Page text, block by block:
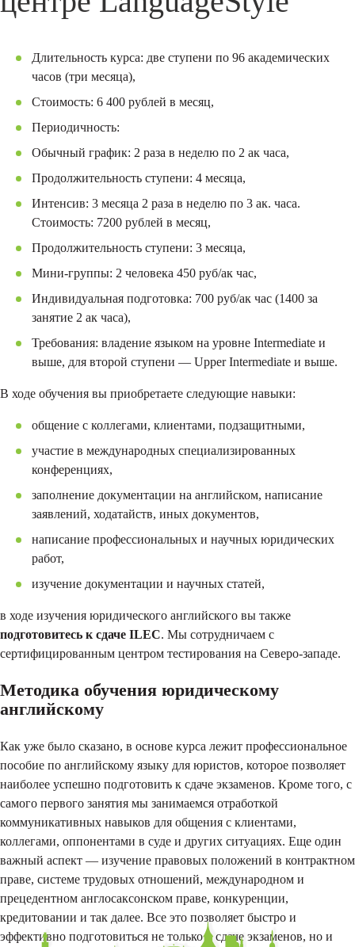
Длительность курса: две ступени по 96 академических
часов (три месяца),
Стоимость: 6 400 рублей в месяц,
Периодичность:
Обычный график: 2 раза в неделю по 2 ак часа,
Продолжительность ступени: 4 месяца,
Интенсив: 3 месяца 2 раза в неделю по 3 ак. часа.
Стоимость: 7200 рублей в месяц,
Продолжительность ступени: 3 месяца,
Мини-группы: 2 человека 450 руб/ак час,
Индивидуальная подготовка: 700 руб/ак час (1400 за
занятие 2 ак часа),
Требования: владение языком на уровне Intermediate и
выше, для второй ступени — Upper Intermediate и выше.
В ходе обучения вы приобретаете следующие навыки:
общение с коллегами, клиентами, подзащитными,
участие в международных специализированных
конференциях,
заполнение документации на английском, написание
заявлений, ходатайств, иных документов,
написание профессиональных и научных юридических
работ,
изучение документации и научных статей,
в ходе изучения юридического английского вы также
подготовитесь к сдаче ILEC. Мы сотрудничаем с
сертифицированным центром тестирования на Северо-западе.
Методика обучения юридическому
английскому
Как уже было сказано, в основе курса лежит профессиональное
пособие по английскому языку для юристов, которое позволяет
наиболее успешно подготовить к сдаче экзаменов. Кроме того, с
самого первого занятия мы занимаемся отработкой
коммуникативных навыков для общения с клиентами,
коллегами, оппонентами в суде и других ситуациях. Еще один
важный аспект — изучение правовых положений в контрактном
праве, системе трудовых отношений, международном и
прецедентном англосаксонском праве, конкуренции,
кредитовании и так далее. Все это позволяет быстро и
эффективно подготовиться не только к сдаче экзаменов, но и